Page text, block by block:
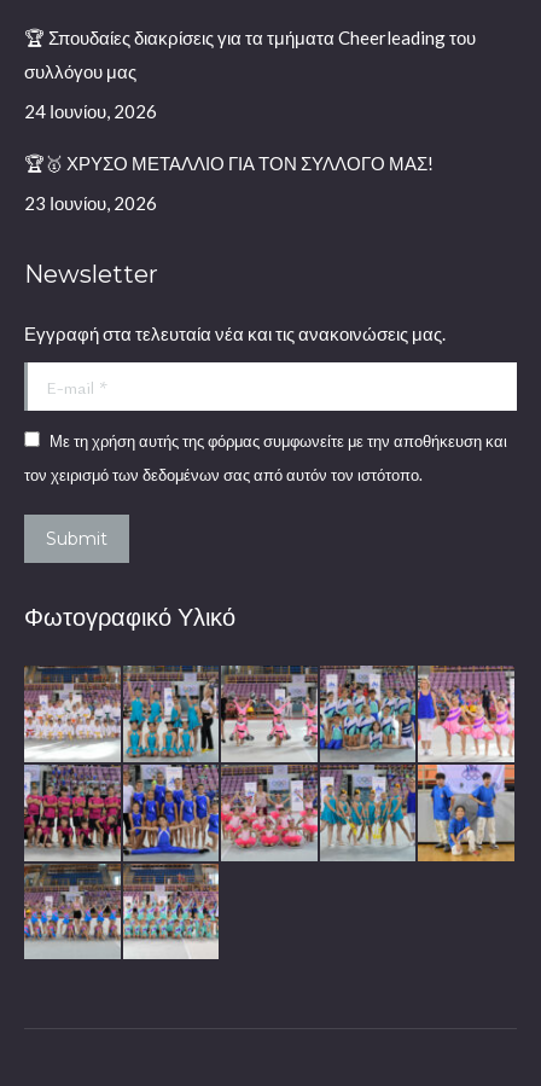
🏆 Σπουδαίες διακρίσεις για τα τμήματα Cheerleading του
συλλόγου μας
24 Ιουνίου, 2026
🏆🥇 ΧΡΥΣΟ ΜΕΤΑΛΛΙΟ ΓΙΑ ΤΟΝ ΣΥΛΛΟΓΟ ΜΑΣ!
23 Ιουνίου, 2026
Newsletter
Εγγραφή στα τελευταία νέα και τις ανακοινώσεις μας.
E-mail *
Με τη χρήση αυτής της φόρμας συμφωνείτε με την αποθήκευση και
τον χειρισμό των δεδομένων σας από αυτόν τον ιστότοπο.
Submit
Φωτογραφικό Υλικό